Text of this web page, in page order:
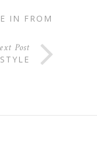
IN FROM
Post